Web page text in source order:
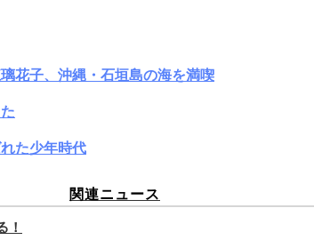
花子、沖縄・石垣島の海を満喫
た少年時代
関連ニュース
！